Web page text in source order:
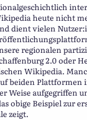
heute nicht
dient vielen
regionalen
2.0 oder
Wikipedia.
beiden Plattformen
Weise aufgegriffen
obige Beispiel zur
zeigt.